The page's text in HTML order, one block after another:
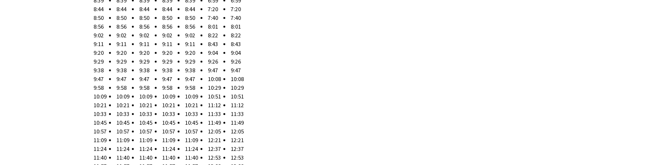
8:44
8:50
8:56
9:02
9:11
9:20
9:29
9:38
9:47
9:58
10:09
10:21
10:33
10:45
10:57
11:09
11:24
11:40
8:44
8:50
8:56
9:02
9:11
9:20
9:29
9:38
9:47
9:58
10:09
10:21
10:33
10:45
10:57
11:09
11:24
11:40
8:44
8:50
8:56
9:02
9:11
9:20
9:29
9:38
9:47
9:58
10:09
10:21
10:33
10:45
10:57
11:09
11:24
11:40
8:44
8:50
8:56
9:02
9:11
9:20
9:29
9:38
9:47
9:58
10:09
10:21
10:33
10:45
10:57
11:09
11:24
11:40
8:44
8:50
8:56
9:02
9:11
9:20
9:29
9:38
9:47
9:58
10:09
10:21
10:33
10:45
10:57
11:09
11:24
11:40
7:20
7:40
8:01
8:22
8:43
9:04
9:26
9:47
10:08
10:29
10:51
11:12
11:33
11:49
12:05
12:21
12:37
12:53
7:20
7:40
8:01
8:22
8:43
9:04
9:26
9:47
10:08
10:29
10:51
11:12
11:33
11:49
12:05
12:21
12:37
12:53